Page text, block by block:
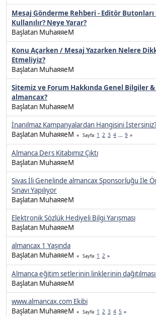
Mesaj Gönderme Rehberi - Editör Butonları
Kullanılır? Neye Yarar?
Başlatan MuhaяяeM
Konu Açarken / Mesaj Yazarken Nelere
Etmeliyiz?
Başlatan MuhaяяeM
Sitemiz ve Forum Hakkında Genel Bilgiler
almancax?
Başlatan MuhaяяeM
İnanılmaz Kampanyalardan Hangisini
Başlatan MuhaяяeM
Sayfa 1 2 3 4 ... 9
Almanca Ders Kitabımız Çıktı
Başlatan MuhaяяeM
Sivas İli Genelinde almancax Sponsorluğu İle
Sınavı Yapılıyor
Başlatan MuhaяяeM
Elektronik Sözlük Hediyeli Bilgi Yarışması
Başlatan MuhaяяeM
almancax 1 Yaşında
Başlatan MuhaяяeM
Sayfa 1 2
Almanca eğitim setlerinin linklerinin
Başlatan MuhaяяeM
www.almancax.com Ekibi
Başlatan MuhaяяeM
Sayfa 1 2 3 4 5